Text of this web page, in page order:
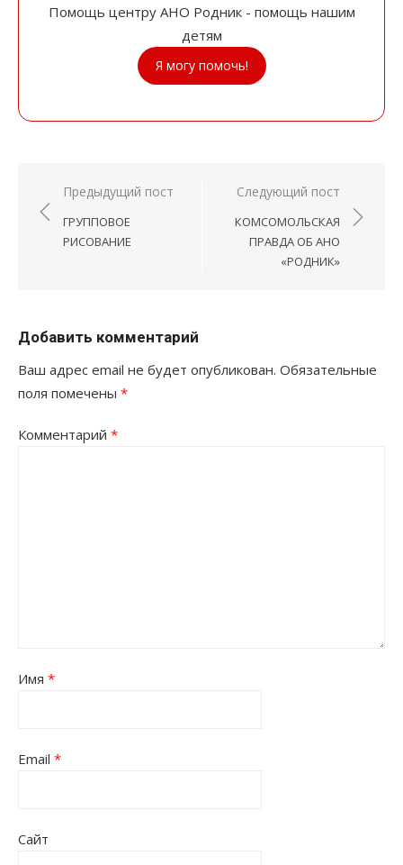
Помощь центру АНО Родник - помощь нашим
детям
Я могу помочь!
Навигация
по
записям
Предыдущий пост
ГРУППОВОЕ
РИСОВАНИЕ
Следующий пост
КОМСОМОЛЬСКАЯ
ПРАВДА ОБ АНО
«РОДНИК»
Добавить комментарий
Ваш адрес email не будет опубликован. Обязательные
поля помечены *
Комментарий *
Имя *
Email *
Сайт